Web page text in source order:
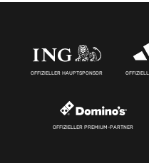
OFFIZIELLER HAUPTSPONSOR
OFFIZIELLER PREMIUM-PARTNER